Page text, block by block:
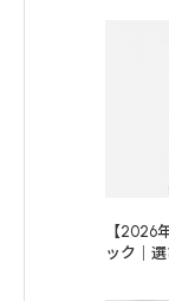
【2026
ック｜